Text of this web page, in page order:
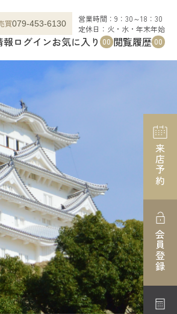
買079-453-6130
営業時間：9：30～18：30
定休日：火・水・年末年始
報ログインお気に入り 00 閲覧履歴 00
来店予約
会員登録